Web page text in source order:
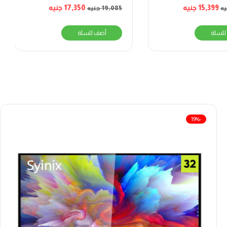
15,399جنيه 19,085جنيه 17,350جنيه
أضف للسلة
-19%